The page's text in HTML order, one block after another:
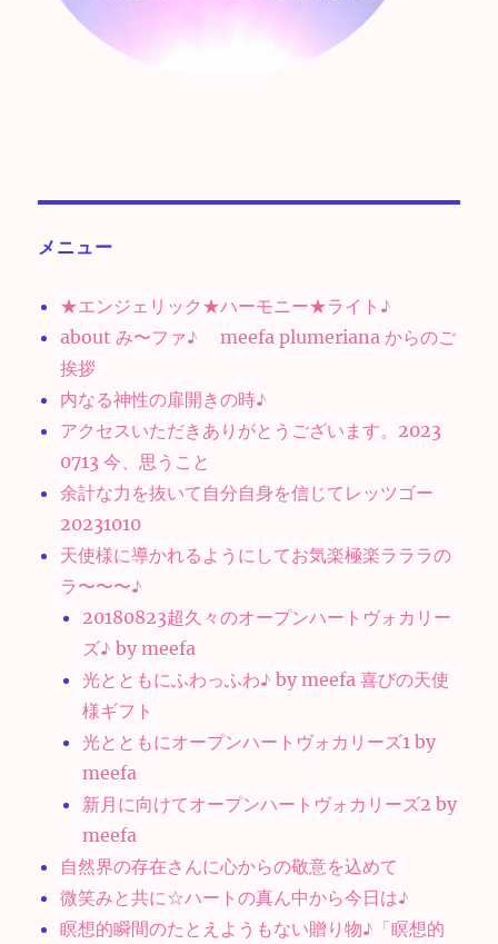
メニュー
★エンジェリック★ハーモニー★ライト♪
about み〜ファ♪ meefa plumeriana からのご
挨拶
内なる神性の扉開きの時♪
アクセスいただきありがとうございます。2023
0713 今、思うこと
余計な力を抜いて自分自身を信じてレッツゴー
20231010
天使様に導かれるようにしてお気楽極楽ラララの
ラ〜〜〜♪
20180823超久々のオープンハートヴォカリー
ズ♪ by meefa
光とともにふわっふわ♪ by meefa 喜びの天使
様ギフト
光とともにオープンハートヴォカリーズ1 by
meefa
新月に向けてオープンハートヴォカリーズ2 by
meefa
自然界の存在さんに心からの敬意を込めて
微笑みと共に☆ハートの真ん中から今日は♪
瞑想的瞬間のたとえようもない贈り物♪「瞑想的